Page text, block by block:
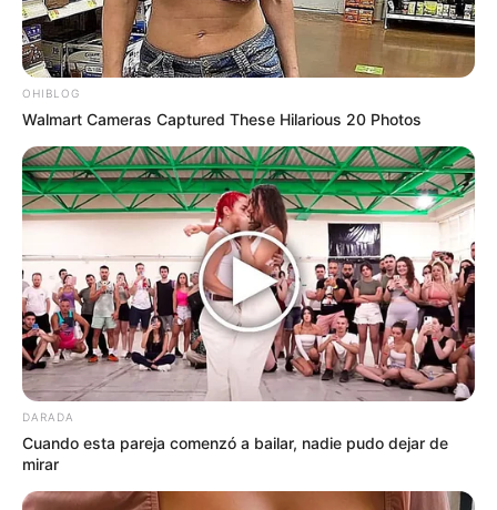
OHIBLOG
Walmart Cameras Captured These Hilarious 20 Photos
DARADA
Cuando esta pareja comenzó a bailar, nadie pudo dejar de
mirar